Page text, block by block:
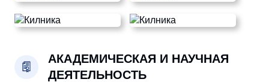
АКАДЕМИЧЕСКАЯ И НАУЧНАЯ
ДЕЯТЕЛЬНОСТЬ